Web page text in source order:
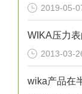
2019-05-
WIKA压力
2013-03-
wika产品在